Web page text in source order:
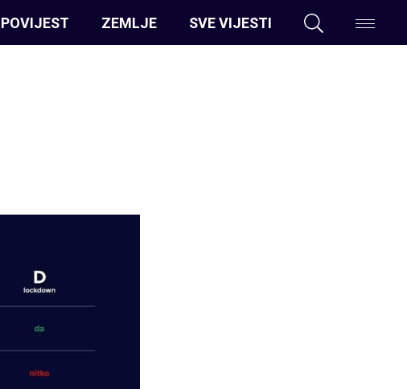
POVIJEST ZEMLJE SVE VIJESTI